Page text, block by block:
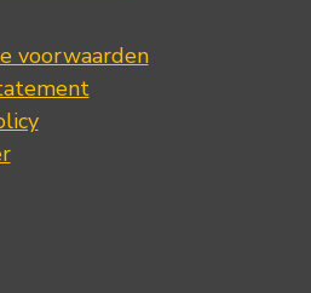
voorwaarden